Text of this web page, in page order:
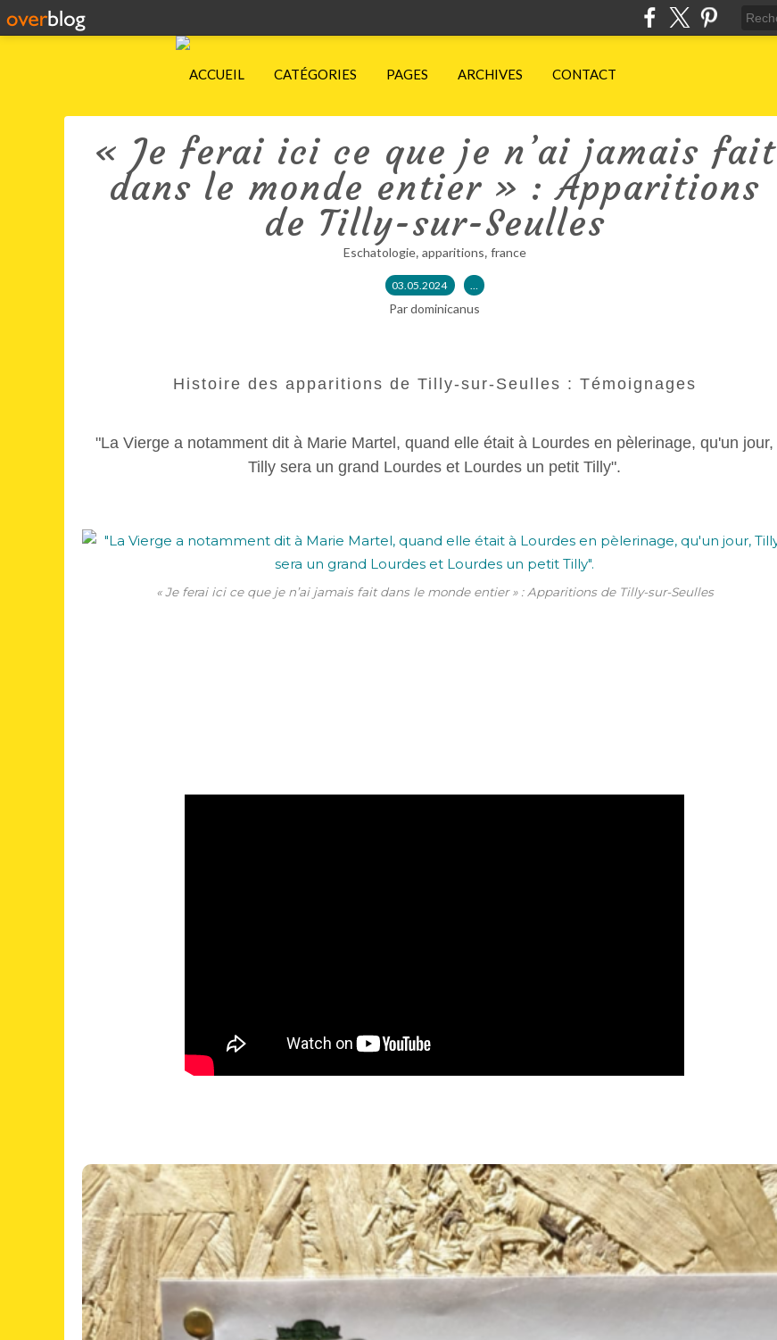
ACCUEIL CATÉGORIES PAGES ARCHIVES CONTACT
« Je ferai ici ce que je n’ai jamais fait
dans le monde entier » : Apparitions
de Tilly-sur-Seulles
Eschatologie, apparitions, france
03.05.2024 …
Par dominicanus
Histoire des apparitions de Tilly-sur-Seulles : Témoignages
"La Vierge a notamment dit à Marie Martel, quand elle était à Lourdes en pèlerinage, qu'un jour,
Tilly sera un grand Lourdes et Lourdes un petit Tilly".
« Je ferai ici ce que je n’ai jamais fait dans le monde entier » : Apparitions de Tilly-sur-Seulles